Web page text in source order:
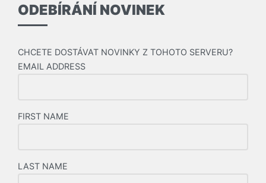
ODEBÍRÁNÍ NOVINEK
CHCETE DOSTÁVAT NOVINKY Z TOHOTO SERVERU?
EMAIL ADDRESS
FIRST NAME
LAST NAME